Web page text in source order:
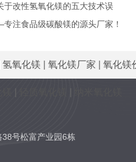
于改性氢氧化镁的五大技术误
注食品级碳酸镁的源头厂家！
氢氧化镁 氧化镁厂家 氧化镁
号松富产业园6栋